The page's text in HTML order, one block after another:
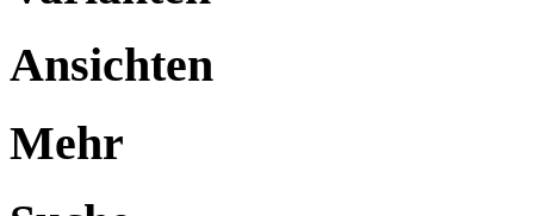
Ansichten
Mehr